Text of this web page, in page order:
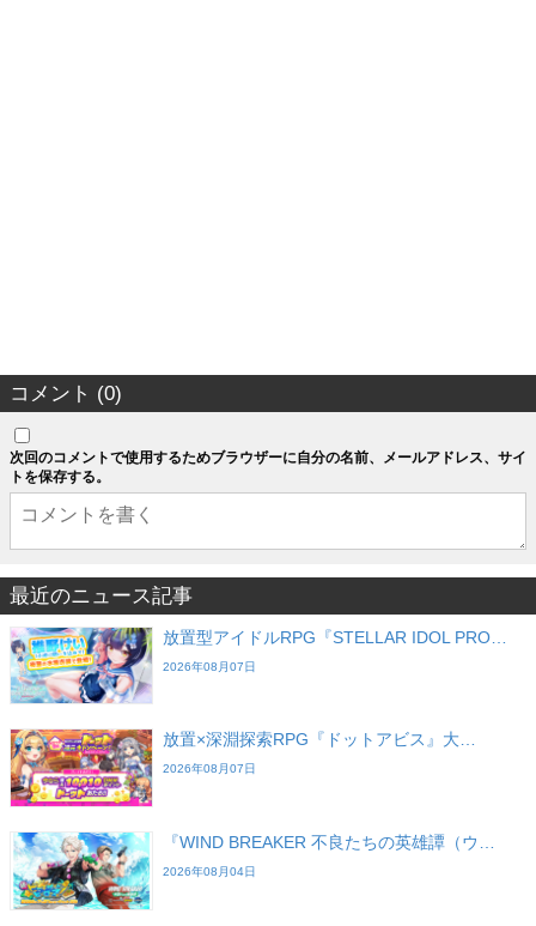
コメント (0)
次回のコメントで使用するためブラウザーに自分の名前、メールアドレス、サイ
トを保存する。
最近のニュース記事
放置型アイドルRPG『STELLAR IDOL PRO…
2026年08月07日
放置×深淵探索RPG『ドットアビス』大…
2026年08月07日
『WIND BREAKER 不良たちの英雄譚（ウ…
2026年08月04日